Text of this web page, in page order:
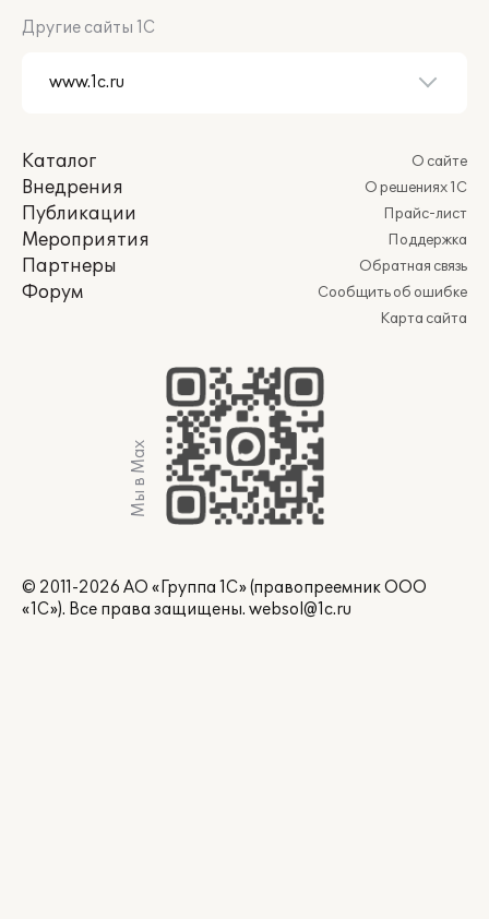
Другие сайты 1С
Каталог
Внедрения
Публикации
Мероприятия
Партнеры
Форум
О сайте
О решениях 1С
Прайс-лист
Поддержка
Обратная связь
Сообщить об ошибке
Карта сайта
Мы в Max
© 2011-2026 АО «Группа 1С» (правопреемник ООО
«1С»). Все права защищены. websol@1c.ru